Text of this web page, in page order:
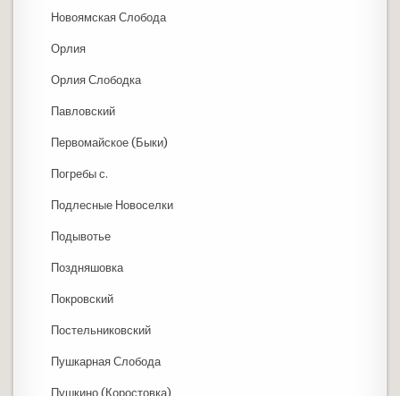
Новоямская Слобода
Орлия
Орлия Слободка
Павловский
Первомайское (Быки)
Погребы с.
Подлесные Новоселки
Подывотье
Поздняшовка
Покровский
Постельниковский
Пушкарная Слобода
Пушкино (Коростовка)